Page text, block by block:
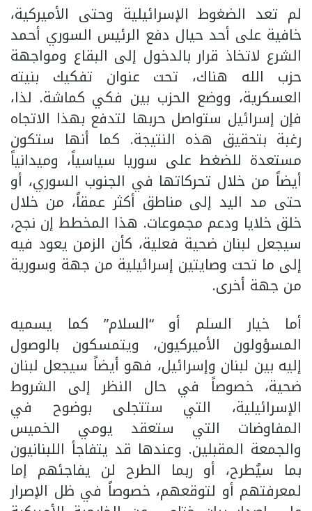
لم تعد الضغوط الإسرائيلية وحتى الأميركية،
خافية على أحد حيال دفع الرئيس السوري أحمد
الشرع لاتخاذ قرار بالدخول إلى البقاع ومواجهة
حزب الله هناك، تحت عنوان تفكيك بنيته
العسكرية، ووضع الحزب بين فكي كماشة. لذا،
فإن إسرائيل ستواصل حربها لتدفع بهذا الاتجاه
رغبة بتحقيق هذه النتيجة. كما أنها ستكون
مستعدة للضغط على سوريا سياسياً، وميدانياً
أيضاً من خلال تحركاتها في الجنوب السوري، أو
حتى مد اليد إلى مناطق أكثر عمقاً، من خلال
خلق خلايا ودعم مجموعات. هذا المخطط إن نجح،
سيجعل لبنان ضحية فعلية، كأن الزمن يعود فيه
إلى ما تحت وصايتين إسرائيلية من جهة وسورية
من جهة أخرى.
أما خيار السلم أو “السلام” كما يسميه
المسؤولون الأميركيون، ويتمسكون بالوصول
إليه بين لبنان وإسرائيل، فهو أيضاً سيجعل لبنان
ضحية، خصوصاً في حال النظر إلى الشروط
الإسرائيلية، التي ستتجلى بوضوح في
المفاوضات التي ستعقد يومي الخميس
والجمعة المقبلين. وعندها قد يتفاجأ اللبنانيون
بما سيُطرح، أو ربما الطرح لن يفاجئهم إما
لمعرفتهم أو لتوقعهم، خصوصاً في ظل الإصرار